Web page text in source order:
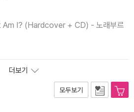
Am I? (Hardcover + CD) - 노래부르
더보기
모두보기